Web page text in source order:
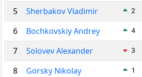
5 Sherbakov Vladimir 2
6 Bochkovskiy Andrey 4
7 Solovev Alexander 3
8 Gorsky Nikolay 1